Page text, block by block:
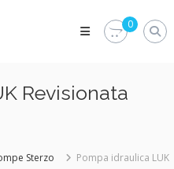
0
Revisionata
Sterzo Pompa idraulica LUK